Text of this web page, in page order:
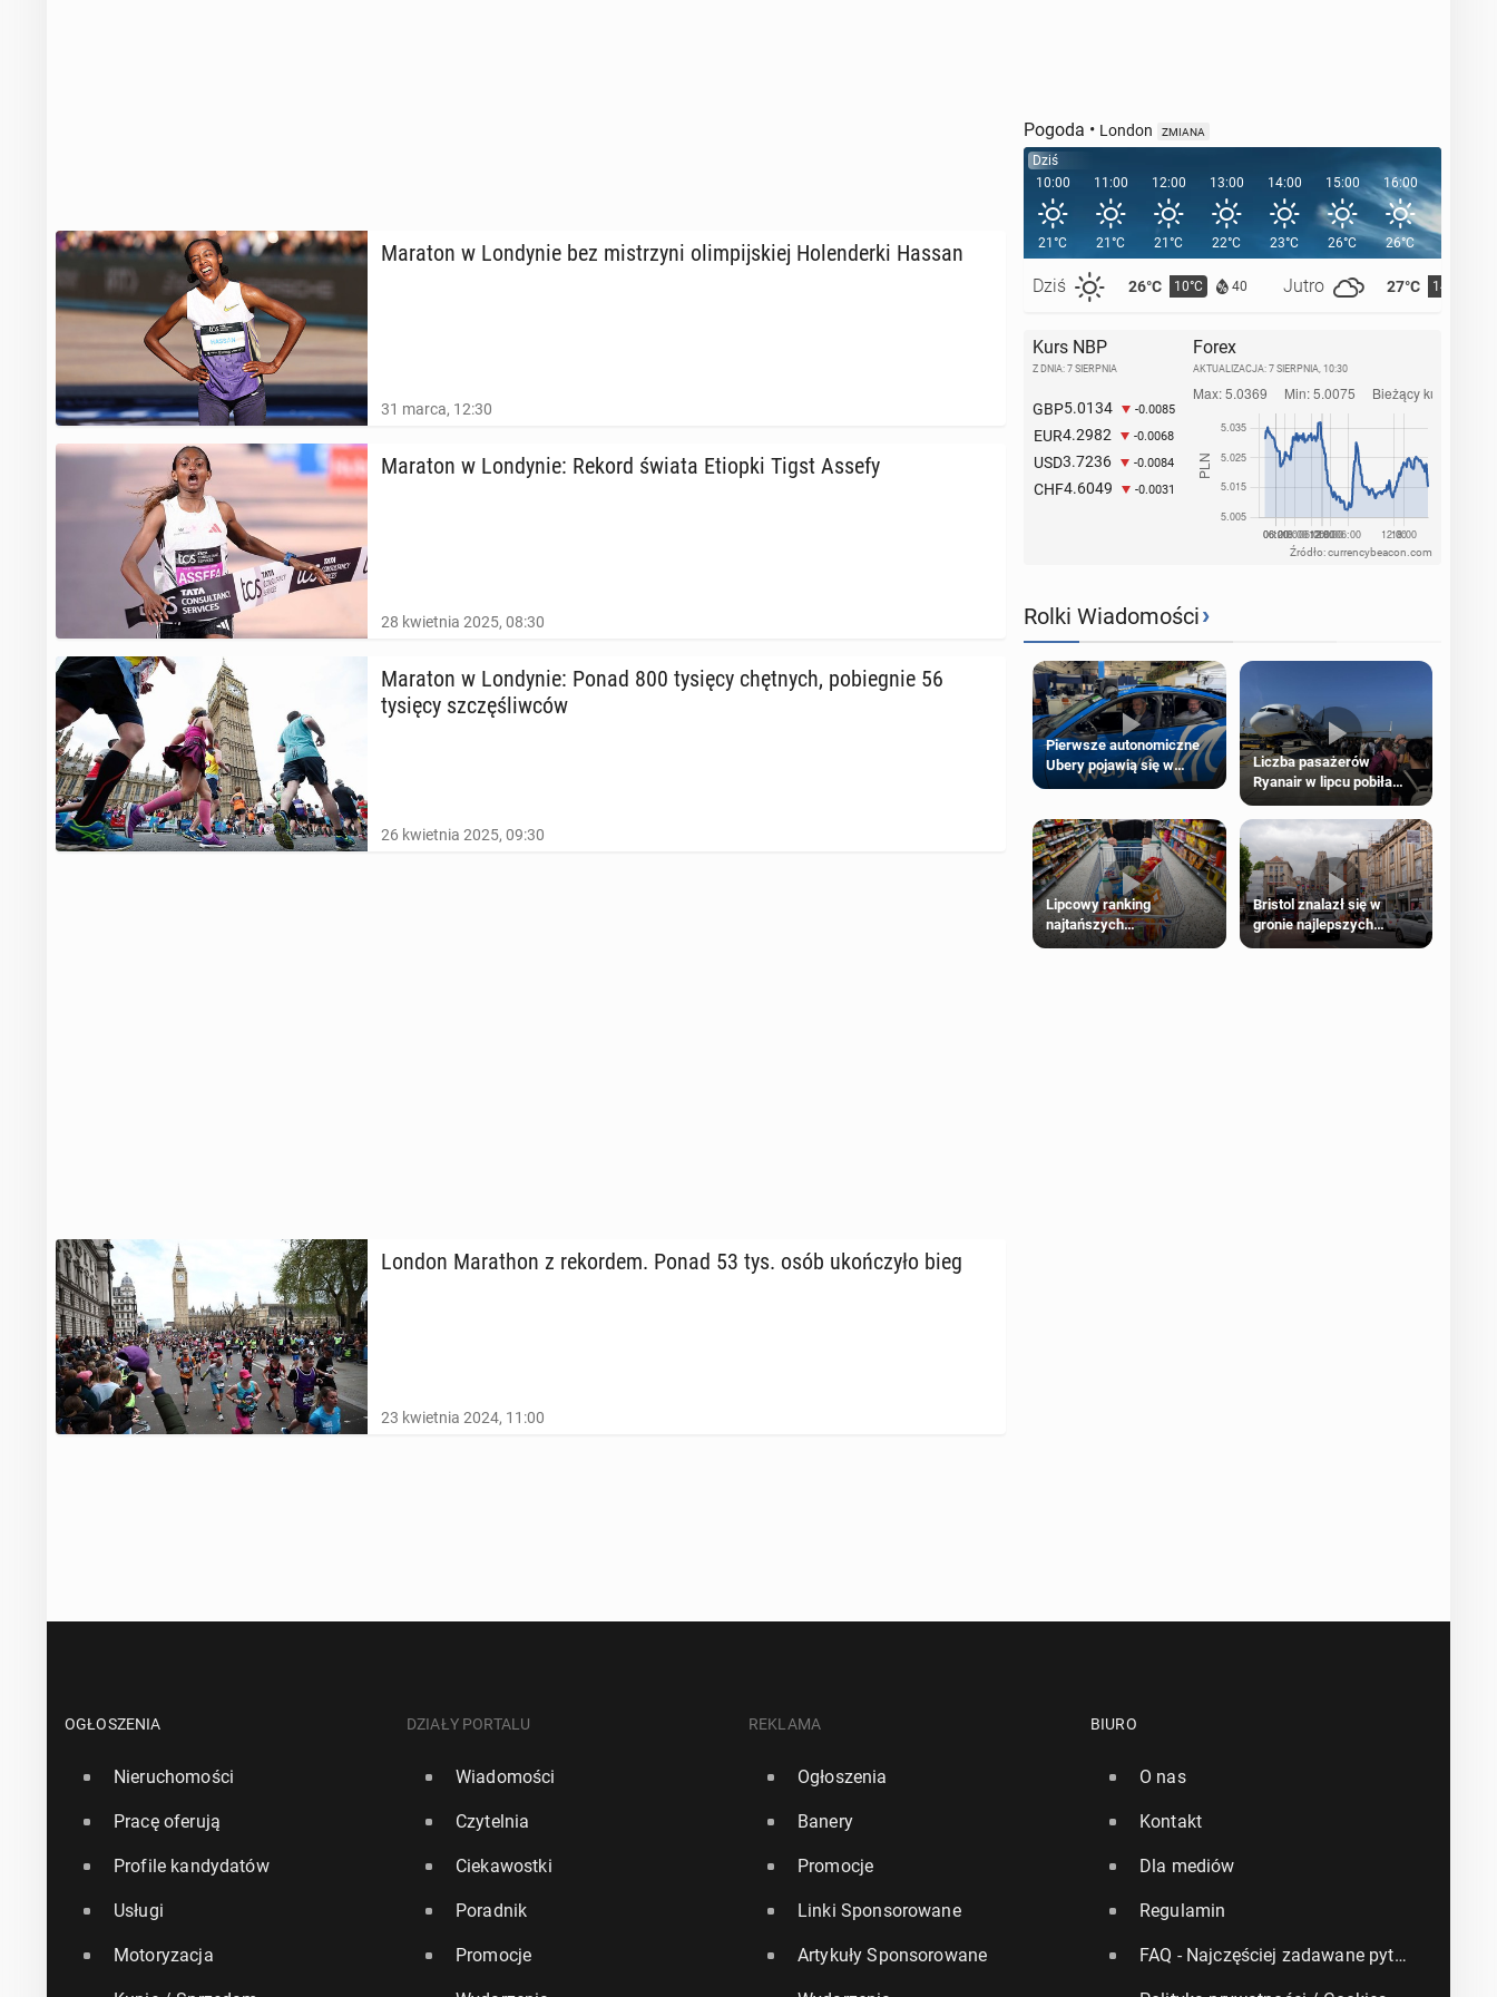
Maraton w Lon­dy­nie bez mi­strzy­ni olim­pij­skiej Ho­len­der­ki Hassan
31 marca, 12:30
Maraton w Lon­dy­nie: Rekord świata Etiopki Tigst Assefy
28 kwietnia 2025, 08:30
Maraton w Lon­dy­nie: Ponad 800 tysięcy chęt­nych, po­bie­gnie 56
tysięcy szczę­śliw­ców
26 kwietnia 2025, 09:30
London Ma­ra­thon z re­kor­dem. Ponad 53 tys. osób ukoń­czy­ło bieg
23 kwietnia 2024, 11:00
Pogoda • London ZMIANA
Dziś
10:00
21°C
Dziś 26°C 10°C 40 Jutro 27°C 14°C
11:00
21°C
12:00
21°C
13:00
22°C
14:00
23°C
15:00
26°C
16:00
26°C
17:00
Kurs NBP
Z DNIA: 7 SIERPNIA
GBP5.0134 -0.0085
EUR4.2982 -0.0068
USD3.7236 -0.0084
CHF4.6049 -0.0031
Forex
AKTUALIZACJA: 7 SIERPNIA, 10:30
Źródło: currencybeacon.com
Rolki Wiadomości›
Pierwsze autonomiczne
Ubery pojawią się w
Londynie jeszcze tego
Liczba pasażerów
Ryanair w lipcu pobiła
rekord
Lipcowy ranking
najtańszych
supermarketów
Bristol znalazł się w
gronie najlepszych
kierunków podróży na
OGŁOSZENIA
Nieruchomości
Pracę oferują
Profile kandydatów
Usługi
Motoryzacja
DZIAŁY PORTALU
Wiadomości
Czytelnia
Ciekawostki
Poradnik
Promocje
REKLAMA
Ogłoszenia
Banery
Promocje
Linki Sponsorowane
Artykuły Sponsorowane
BIURO
O nas
Kontakt
Dla mediów
Regulamin
FAQ - Najczęściej zadawane pytania